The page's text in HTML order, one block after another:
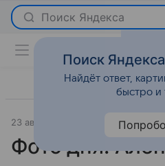
Поиск Яндекса
23 августа 2023 О важном
Фото дня:
Поиск
Найдёт ответ,
быстро и